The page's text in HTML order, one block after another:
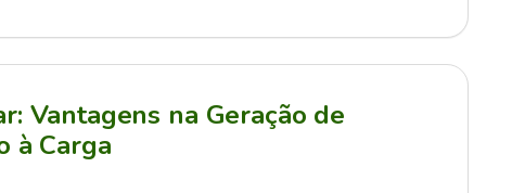
Vantagens na Geração de
à Carga